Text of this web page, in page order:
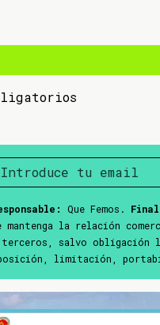
Que Femos.
mantenga la relación
terceros, salvo obligación
limitación,